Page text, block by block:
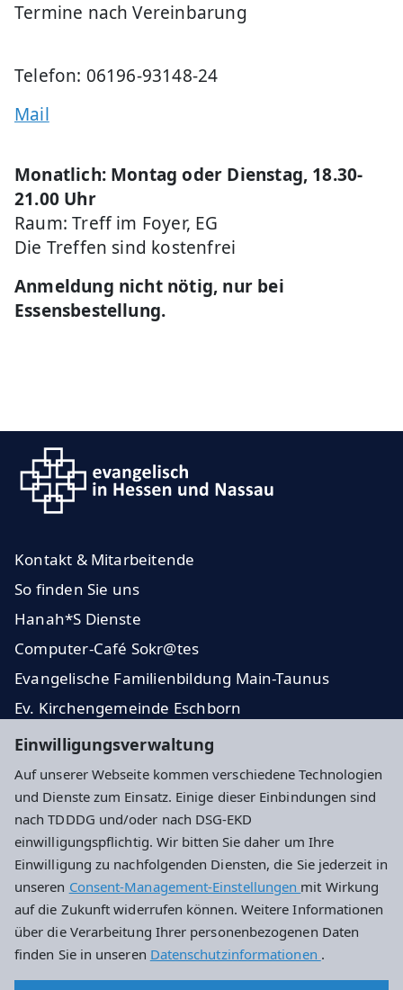
Einwilligungsverwaltung
Auf unserer Webseite kommen verschiedene Technologien
und Dienste zum Einsatz. Einige dieser Einbindungen sind
nach TDDDG und/oder nach DSG-EKD
einwilligungspflichtig. Wir bitten Sie daher um Ihre
Einwilligung zu nachfolgenden Diensten, die Sie jederzeit in
unseren Consent-Management-Einstellungen mit Wirkung
auf die Zukunft widerrufen können. Weitere Informationen
über die Verarbeitung Ihrer personenbezogenen Daten
finden Sie in unseren Datenschutzinformationen .
Termine nach Vereinbarung
Telefon: 06196-93148-24
Mail
Monatlich: Montag oder Dienstag, 18.30-
21.00 Uhr
Raum: Treff im Foyer, EG
Die Treffen sind kostenfrei
Anmeldung nicht nötig, nur bei
Essensbestellung.
Kontakt & Mitarbeitende
So finden Sie uns
Hanah*S Dienste
Computer-Café Sokr@tes
Evangelische Familienbildung Main-Taunus
Ev. Kirchengemeinde Eschborn
Dekanat Kronberg
Stadt Eschborn
Impressum Datenschutz Cookie-Einstellungen
Adresse
Mehrgenerationenhaus
Hauptstraße 18-20
65760 Eschborn